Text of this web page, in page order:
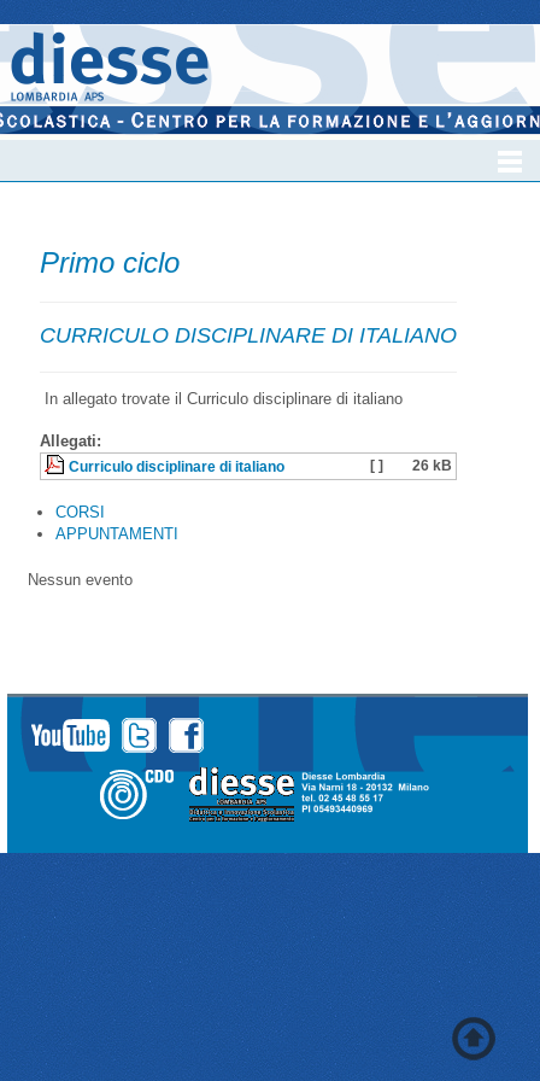
Primo ciclo
CURRICULO DISCIPLINARE DI ITALIANO
In allegato trovate il Curriculo disciplinare di italiano
Allegati:
Curriculo disciplinare di italiano [ ] 26 kB
CORSI
APPUNTAMENTI
Nessun evento